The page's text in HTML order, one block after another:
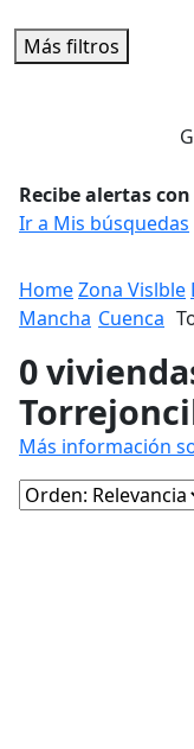
Más filtros
Recibe alertas
Ir a Mis búsquedas
HomeZona Vislble
Mancha Cuenca
0
Más información